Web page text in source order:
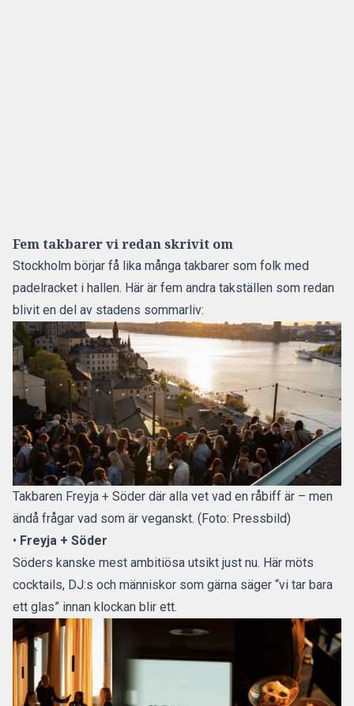
Fem takbarer vi redan skrivit om
Stockholm börjar få lika många takbarer som folk med
padelracket i hallen. Här är fem andra takställen som redan
blivit en del av stadens sommarliv:
Takbaren Freyja + Söder där alla vet vad en råbiff är – men
ändå frågar vad som är veganskt. (Foto: Pressbild)
• Freyja + Söder
Söders kanske mest ambitiösa utsikt just nu. Här möts
cocktails, DJ:s och människor som gärna säger “vi tar bara
ett glas” innan klockan blir ett.